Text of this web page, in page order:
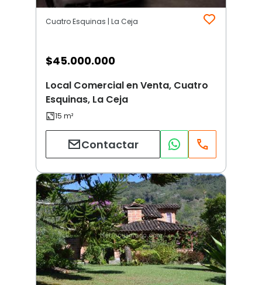
Cuatro Esquinas | La Ceja
$45.000.000
Local Comercial en Venta, Cuatro
Esquinas, La Ceja
Contactar